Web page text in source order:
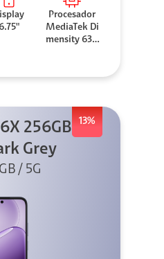
Procesador
MediaTek Di
mensity 630
13%
256GB
Grey
/ 5G